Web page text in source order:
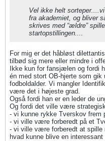
Vel ikke helt
fra akademiet, og bliver
skrives med “ældre”
startopstillingen....
For mig er det håbløst
tilbød sig mere eller mindre i
​​​​​​Ikke kun for fansjælen og fordi
én med stort OB-hjerte som
fodboldalder. Vi mangler
være det i højeste grad.
Også fordi han er en leder de
Og fordi det ville være
- vi kunne rykke Tverskov frem
- vi ville være forberedt på et
- vi ville være forberedt at
hvad kunne blive en